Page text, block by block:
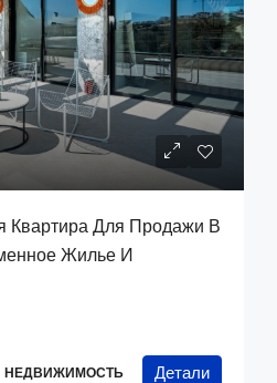
Квартира Для Продажи В
Жилье И
НЕДВИЖИМОСТЬ Детали